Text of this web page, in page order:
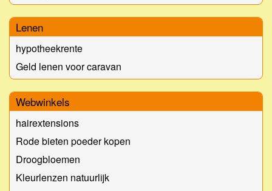
Lenen
hypotheekrente
Geld lenen voor caravan
Webwinkels
hairextensions
Rode bieten poeder kopen
Droogbloemen
Kleurlenzen natuurlijk